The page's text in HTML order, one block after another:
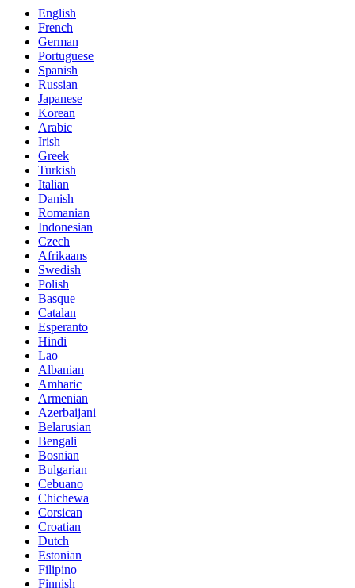
English
French
German
Portuguese
Spanish
Russian
Japanese
Korean
Arabic
Irish
Greek
Turkish
Italian
Danish
Romanian
Indonesian
Czech
Afrikaans
Swedish
Polish
Basque
Catalan
Esperanto
Hindi
Lao
Albanian
Amharic
Armenian
Azerbaijani
Belarusian
Bengali
Bosnian
Bulgarian
Cebuano
Chichewa
Corsican
Croatian
Dutch
Estonian
Filipino
Finnish